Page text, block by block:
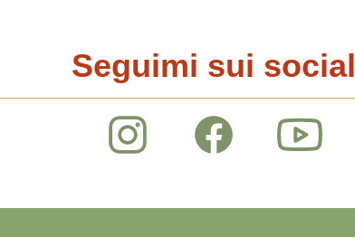
Seguimi sui social